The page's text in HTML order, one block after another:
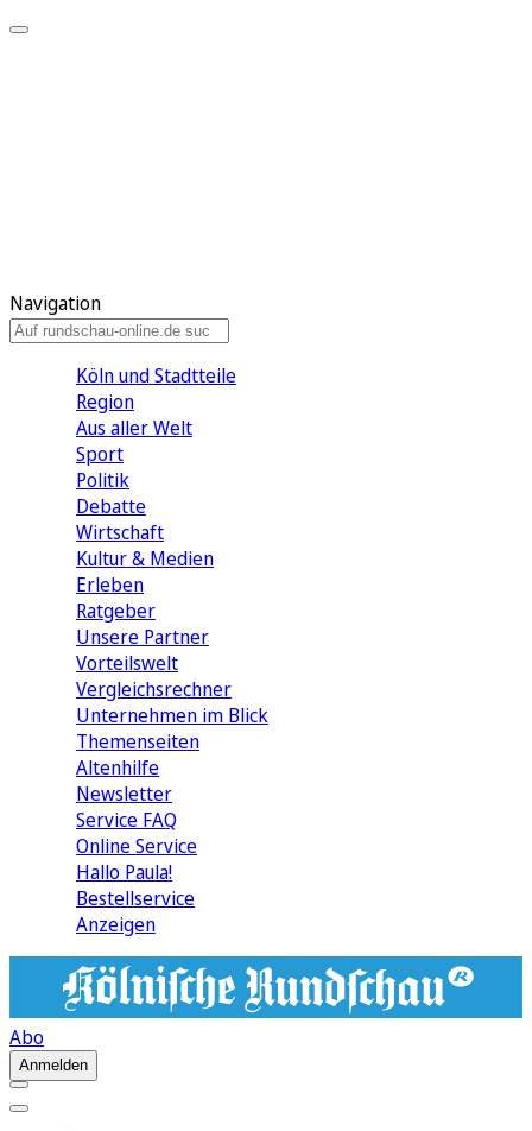
Navigation
Köln und Stadtteile
Region
Aus aller Welt
Sport
Politik
Debatte
Wirtschaft
Kultur & Medien
Erleben
Ratgeber
Unsere Partner
Vorteilswelt
Vergleichsrechner
Unternehmen im Blick
Themenseiten
Altenhilfe
Newsletter
Service FAQ
Online Service
Hallo Paula!
Bestellservice
Anzeigen
Abo
Anmelden